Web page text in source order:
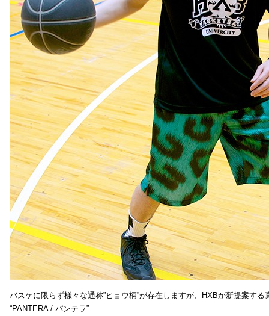
バスケに限らず様々な通称”ヒョウ柄”が存在しますが、HXBが新提案する
“PANTERA / パンテラ”